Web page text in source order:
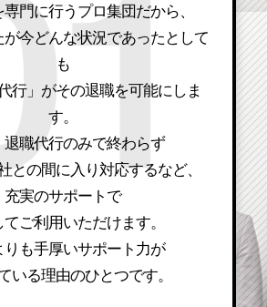
門に行うプロ集団だから、
が今どんな状況であったとして
も
行」がその退職を可能にしま
す。
退職代行のみで終わらず
との間に入り対応するなど、
充実のサポートで
ご利用いただけます。
りも手厚いサポート力が
いる理由のひとつです。